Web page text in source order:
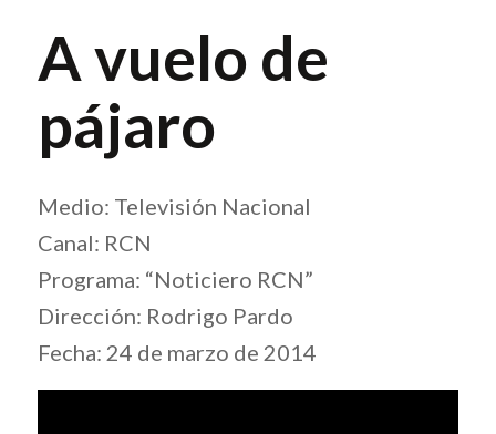
A vuelo de
pájaro
Medio: Televisión Nacional
Canal: RCN
Programa: “Noticiero RCN”
Dirección: Rodrigo Pardo
Fecha: 24 de marzo de 2014